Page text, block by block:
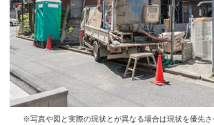
※写真や図と実際の現状とが異なる場合は現状を優先